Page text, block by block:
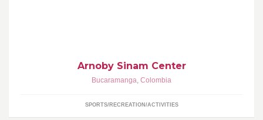
Arnoby Sinam Center
Bucaramanga, Colombia
SPORTS/RECREATION/ACTIVITIES